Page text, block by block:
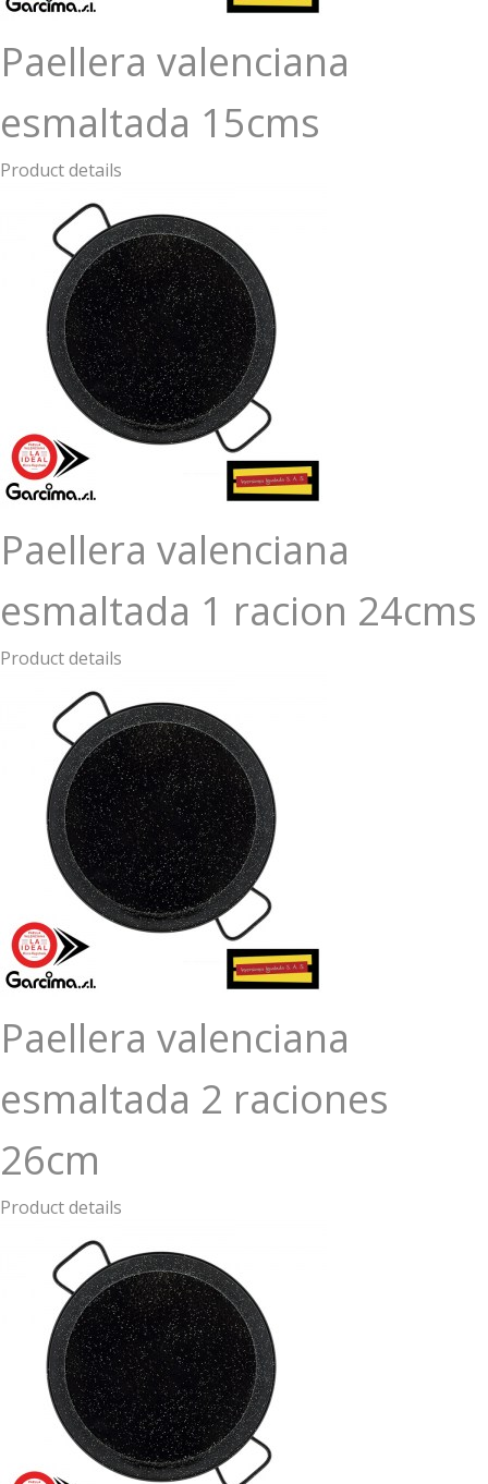
Paellera valenciana
esmaltada 15cms
Product details
Paellera valenciana
esmaltada 1 racion 24cms
Product details
Paellera valenciana
esmaltada 2 raciones
26cm
Product details